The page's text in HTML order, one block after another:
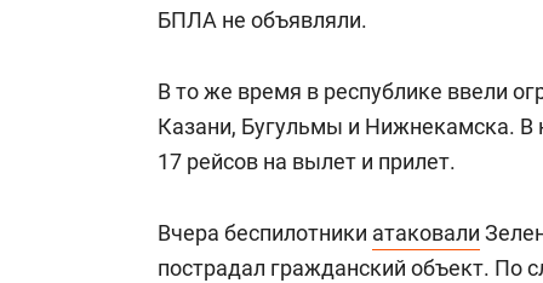
БПЛА не объявляли.
В то же время в республике ввели
Казани, Бугульмы и Нижнекамска. В
17 рейсов на вылет и прилет.
Вчера беспилотники атаковали
пострадал гражданский объект. По